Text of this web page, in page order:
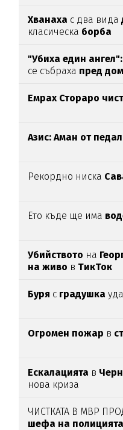
Хванаха с два вида
класическа борба
"Убиха един ангел":
се събраха пред
Емрах Стораро
Азис: Аман от
Рекордно ниска
Ето къде ще има
Убийството на
на живо в ТикТок
Буря с градушка
Огромен пожар в
Ескалацията в
нова криза
ЧИСТКАТА В МВР
шефа на полицията